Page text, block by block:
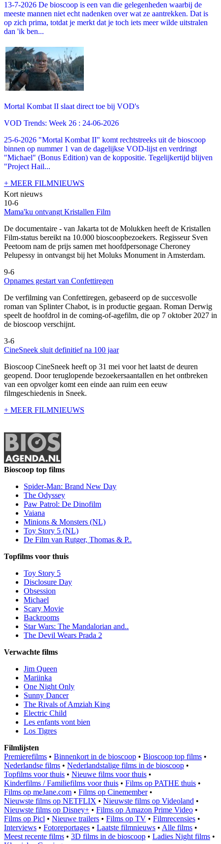
13-7-2026 De bioscoop is een van die gelegenheden waarbij de
meeste mannen niet echt nadenken over wat ze aantrekken. Dat is
op zich prima, totdat je merkt dat je toch iets meer wilde uitstralen
dan 'ik ben...
Mortal Kombat II slaat direct toe bij VOD's
VOD Trends: Week 26 : 24-06-2026
25-6-2026 "Mortal Kombat II" komt rechtstreeks uit de bioscoop
binnen op nummer 1 van de dagelijkse VOD-lijst en verdringt
"Michael" (Bonus Edition) van de koppositie. Tegelijkertijd blijven
"Project Hail...
+ MEER FILMNIEUWS
Kort nieuws
10-6
Mama'ku ontvangt Kristallen Film
De documentaire - van Jakarta tot de Molukken heeft de Kristallen
Film-status bereikt na 10.000 bioscoopbezoekers. Regisseur Sven
Peetoom nam de prijs samen met hoofdpersonage Cheroney
Pelupessy in ontvangst bij het Moluks Monument in Amsterdam.
9-6
Opnames gestart van Confettiregen
De verfilming van Confettiregen, gebaseerd op de succesvolle
roman van Splinter Chabot, is in productie gegaan. Roman Derwig
speelt de hoofdrol in de coming-of-agefilm, die op 7 oktober 2027 in
de bioscoop verschijnt.
3-6
CineSneek sluit definitief na 100 jaar
Bioscoop CineSneek heeft op 31 mei voor het laatst de deuren
geopend. Door teruglopende bezoekersaantallen en het ontbreken
van een opvolger komt een einde aan ruim een eeuw
filmgeschiedenis in Sneek.
+ MEER FILMNIEUWS
Bioscoop top films
Spider-Man: Brand New Day
The Odyssey
Paw Patrol: De Dinofilm
Vaiana
Minions & Monsters (NL)
Toy Story 5 (NL)
De Film van Rutger, Thomas & P..
Topfilms voor thuis
Toy Story 5
Disclosure Day
Obsession
Michael
Scary Movie
Backrooms
Star Wars: The Mandalorian and..
The Devil Wears Prada 2
Verwachte films
Jim Queen
Mariinka
One Night Only
Sunny Dancer
The Rivals of Amziah King
Electric Child
Les enfants vont bien
Los Tigres
Filmlijsten
Premierefilms • Binnenkort in de bioscoop • Bioscoop top films •
Nederlandse films • Nederlandstalige films in de bioscoop •
Topfilms voor thuis • Nieuwe films voor thuis •
Kinderfilms / Familiefilms voor thuis • Films op PATHE thuis •
Films op meJane.com • Films op Cinemember•
Nieuwste films op NETFLIX • Nieuwste films op Videoland •
Nieuwste films op Disney+ • Films op Amazon Prime Video •
Films op Picl • Nieuwe trailers • Films op TV • Filmrecensies •
Interviews • Fotoreportages • Laatste filmnieuws • Alle films •
Meest recente films • 3D films in de bioscoop • Ladies Night films •